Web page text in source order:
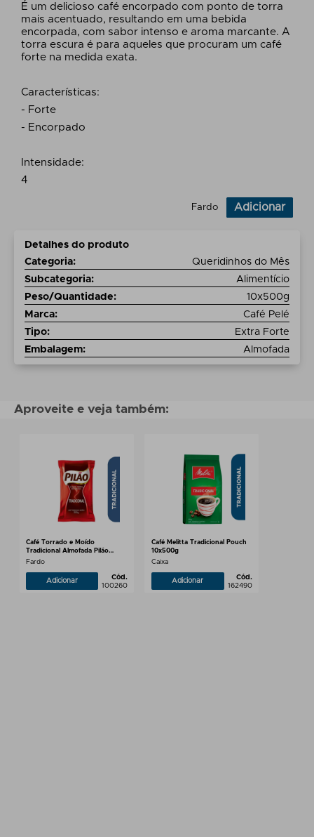
É um delicioso café encorpado com ponto de torra
mais acentuado, resultando em uma bebida
encorpada, com sabor intenso e aroma marcante. A
torra escura é para aqueles que procuram um café
forte na medida exata.
Características:
- Forte
- Encorpado
Intensidade:
4
Fardo Adicionar
Detalhes do produto
Categoria:
Queridinhos do Mês
Subcategoria:
Alimentício
Peso/Quantidade:
10x500g
Marca:
Café Pelé
Tipo:
Extra Forte
Embalagem: Almofada
Aproveite e veja também:
Café Torrado e Moído
Tradicional Almofada Pilão
10x500g
Fardo
Adicionar
Cód.
100260
Café Melitta Tradicional Pouch
10x500g
Caixa
Adicionar
Cód.
162490